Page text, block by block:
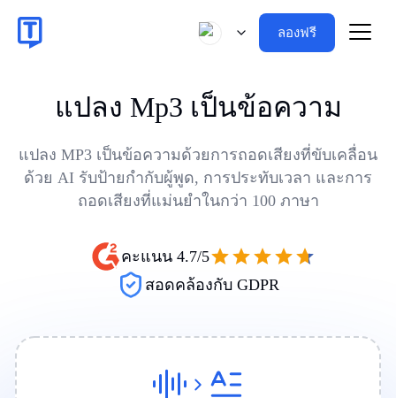
ลองฟรี
แปลง Mp3 เป็นข้อความ
แปลง MP3 เป็นข้อความด้วยการถอดเสียงที่ขับเคลื่อน
ด้วย AI รับป้ายกำกับผู้พูด, การประทับเวลา และการ
ถอดเสียงที่แม่นยำในกว่า 100 ภาษา
คะแนน 4.7/5
สอดคล้องกับ GDPR